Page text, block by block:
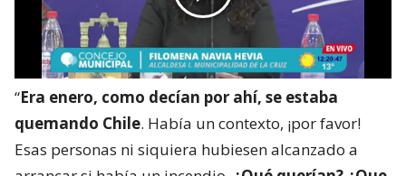
“Era enero, como decían por ahí, se estaba
quemando Chile. Había un contexto, ¡por favor!
Esas personas ni siquiera hubiesen alcanzado a